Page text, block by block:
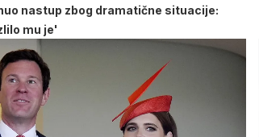
nastup zbog dramatične situacije:
mu je'